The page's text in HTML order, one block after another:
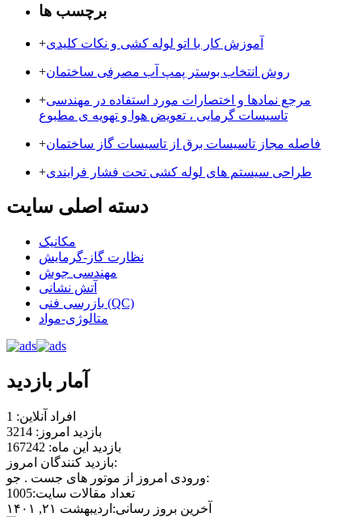
برچسب ها
+آموزش کار با اتو لوله کشی و نکات کلیدی
+روش انتخاب بوستر پمپ آب مصرفی ساختمان
+مرجع نمادها و اختصارات مورد استفاده در مهندسی
تاسیسات گرمایی ، تعویض هوا و تهویه ی مطبوع
+فاصله مجاز تاسیسات برق از تاسیسات گاز ساختمان
+طراحی سیستم های لوله کشی تحت فشار فرایندی
دسته اصلی سایت
مکانیک
نظارت گاز-گرمایش
مهندسی جوش
آتش نشانی
بازرسی فنی (QC)
متالوژی-مواد
آمار بازدید
افراد آنلاین: 1
بازدید امروز: 3214
بازدید این ماه: 167242
بازدید کنندگان امروز:
ورودی امروز از موتور های جست . جو:
تعداد مقالات سایت:1005
آخرین بروز رسانی:اردیبهشت ۲۱, ۱۴۰۱